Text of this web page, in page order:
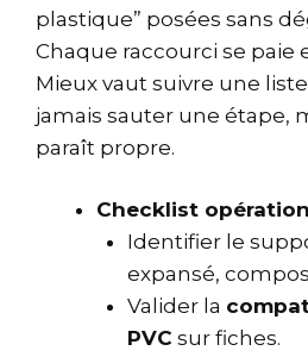
plastique” posées sans
Chaque raccourci se paie
Mieux vaut suivre une
jamais sauter une étape,
paraît propre.
Checklist
Identifier le
expansé,
Valider la
PVC sur fiches.